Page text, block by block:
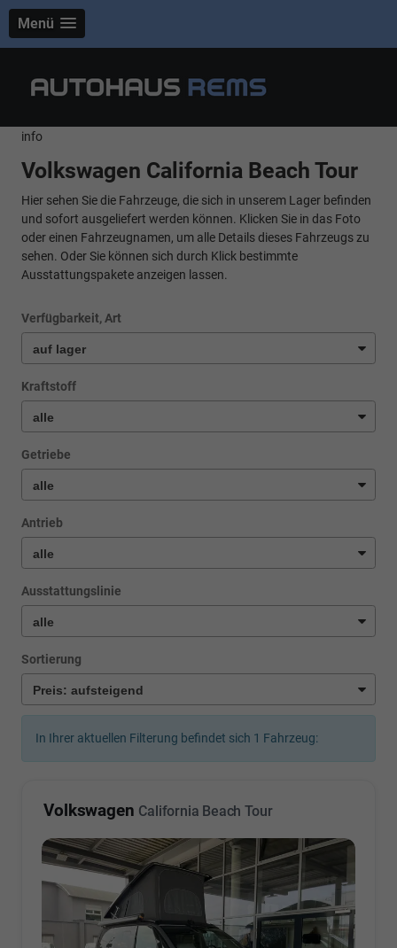
Menü
info
Volkswagen California Beach Tour
Hier sehen Sie die Fahrzeuge, die sich in unserem Lager befinden
und sofort ausgeliefert werden können. Klicken Sie in das Foto
oder einen Fahrzeugnamen, um alle Details dieses Fahrzeugs zu
sehen. Oder Sie können sich durch Klick bestimmte
Ausstattungspakete anzeigen lassen.
Verfügbarkeit, Art
Kraftstoff
Getriebe
Antrieb
Ausstattungslinie
Sortierung
In Ihrer aktuellen Filterung befindet sich 1 Fahrzeug:
Volkswagen California Beach Tour